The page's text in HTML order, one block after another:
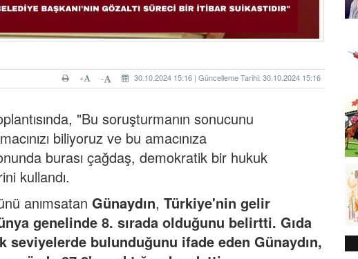
30.10.2024 15:16 | Güncelleme Tarihi: 30.10.2024 15:16
-
+
"Bu soruşturmanın sonucunu
biliyoruz ve bu amacınıza
burası çağdaş, demokratik bir hukuk
kullandı.
anımsatan Günaydın, Türkiye'nin gelir
genelinde 8. sırada olduğunu belirtti. Gıda
seviyelerde bulunduğunu ifade eden Günaydın,